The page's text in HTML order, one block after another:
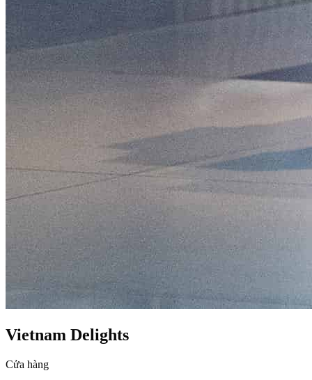
Vietnam Delights
Cửa hàng